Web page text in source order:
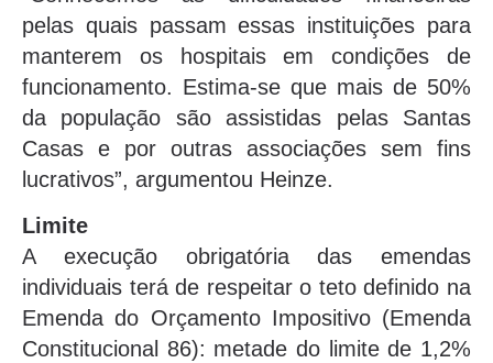
pelas quais passam essas instituições para
manterem os hospitais em condições de
funcionamento. Estima-se que mais de 50%
da população são assistidas pelas Santas
Casas e por outras associações sem fins
lucrativos”, argumentou Heinze.
Limite
A execução obrigatória das emendas
individuais terá de respeitar o teto definido na
Emenda do Orçamento Impositivo (Emenda
Constitucional 86): metade do limite de 1,2%